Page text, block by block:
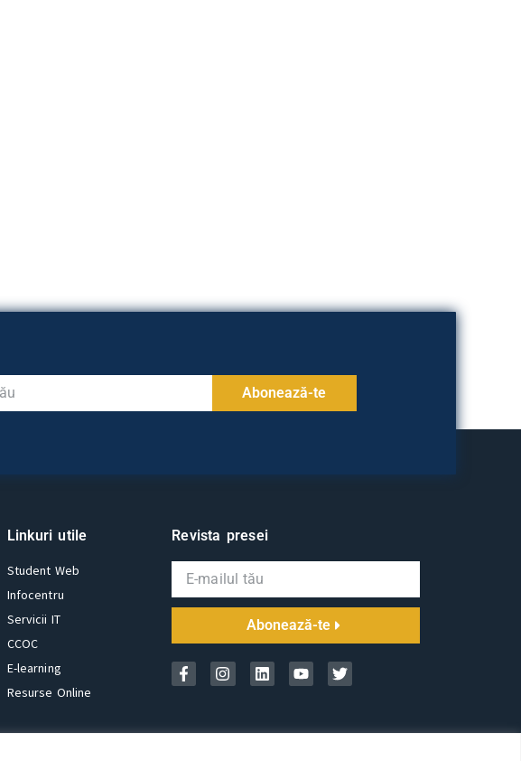
Abonează-te
Linkuri utile
Student Web
Infocentru
Servicii IT
CCOC
E-learning
Resurse Online
Revista presei
Abonează-te